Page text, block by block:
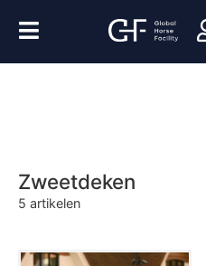
Zweetdeken
5 artikelen